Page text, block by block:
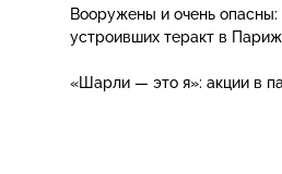
Вооружены и очень опасны:
устроивших теракт в
«Шарли — это я»: акции в